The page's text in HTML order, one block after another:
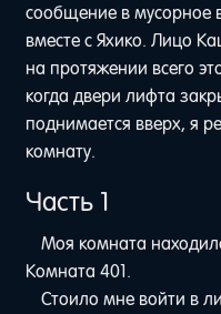
сообщение в мусорное
вместе с Яхико. Лицо
на протяжении всего
когда двери лифта
поднимается вверх, я
комнату.
Часть 1
Моя комната
Комната 401.
Стоило мне войти в